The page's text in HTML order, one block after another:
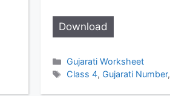
Download
Categories
Gujarati Worksheet
Tags
Class 4, Gujarati Number,